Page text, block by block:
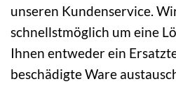
unseren Kundenservice.
schnellstmöglich um eine
Ihnen entweder ein
beschädigte Ware